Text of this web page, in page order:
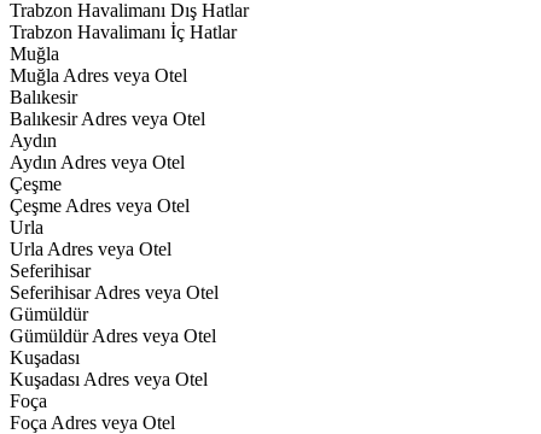
Trabzon Havalimanı Dış Hatlar
Trabzon Havalimanı İç Hatlar
Muğla
Muğla Adres veya Otel
Balıkesir
Balıkesir Adres veya Otel
Aydın
Aydın Adres veya Otel
Çeşme
Çeşme Adres veya Otel
Urla
Urla Adres veya Otel
Seferihisar
Seferihisar Adres veya Otel
Gümüldür
Gümüldür Adres veya Otel
Kuşadası
Kuşadası Adres veya Otel
Foça
Foça Adres veya Otel